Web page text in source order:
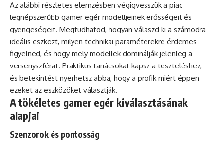
Az alábbi részletes elemzésben végigvesszük a piac
legnépszerűbb gamer egér modelljeinek erősségeit és
gyengeségeit. Megtudhatod, hogyan válaszd ki a számodra
ideális eszközt, milyen technikai paraméterekre érdemes
figyelned, és hogy mely modellek dominálják jelenleg a
versenyszférát. Praktikus tanácsokat kapsz a teszteléshez,
és betekintést nyerhetsz abba, hogy a profik miért éppen
ezeket az eszközöket választják.
A tökéletes gamer egér kiválasztásának
alapjai
Szenzorok és pontosság